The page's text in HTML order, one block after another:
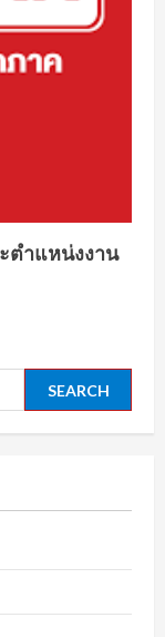
ตำแหน่งงาน